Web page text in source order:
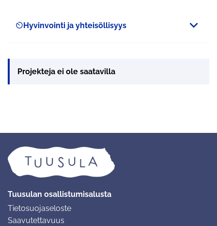
Scope
Hyvinvointi ja yhteisöllisyys
Projekteja ei ole saatavilla
Tuusulan osallistumisalusta
Tietosuojaseloste
Saavutettavuus